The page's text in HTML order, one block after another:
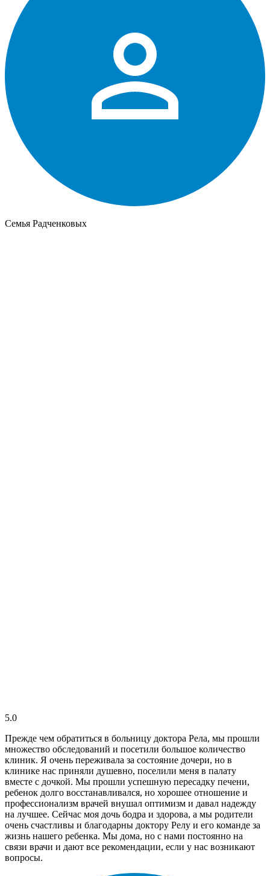
Семья Радченковых
5.0
Прежде чем обратиться в больницу доктора Рела, мы прошли
множество обследований и посетили большое количество
клиник. Я очень переживала за состояние дочери, но в
клинике нас приняли душевно, поселили меня в палату
вместе с дочкой. Мы прошли успешную пересадку печени,
ребенок долго восстанавливался, но хорошее отношение и
профессионализм врачей внушал оптимизм и давал надежду
на лучшее. Сейчас моя дочь бодра и здорова, а мы родители
очень счастливы и благодарны доктору Релу и его команде за
жизнь нашего ребенка. Мы дома, но с нами постоянно на
связи врачи и дают все рекомендации, если у нас возникают
вопросы.